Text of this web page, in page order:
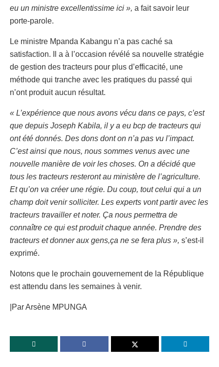
eu un ministre excellentissime ici », a fait savoir leur
porte-parole.
Le ministre Mpanda Kabangu n’a pas caché sa
satisfaction. Il a à l’occasion révélé sa nouvelle stratégie
de gestion des tracteurs pour plus d’efficacité, une
méthode qui tranche avec les pratiques du passé qui
n’ont produit aucun résultat.
« L’expérience que nous avons vécu dans ce pays, c’est
que depuis Joseph Kabila, il y a eu bcp de tracteurs qui
ont été donnés. Des dons dont on n’a pas vu l’impact.
C’est ainsi que nous, nous sommes venus avec une
nouvelle manière de voir les choses. On a décidé que
tous les tracteurs resteront au ministère de l’agriculture.
Et qu’on va créer une régie. Du coup, tout celui qui a un
champ doit venir solliciter. Les experts vont partir avec les
tracteurs travailler et noter. Ça nous permettra de
connaître ce qui est produit chaque année. Prendre des
tracteurs et donner aux gens,ça ne se fera plus », s’est-il
exprimé.
Notons que le prochain gouvernement de la République
est attendu dans les semaines à venir.
|Par Arsène MPUNGA